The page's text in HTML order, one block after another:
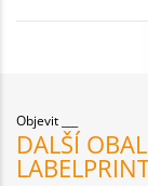
Objevit
DALŠÍ